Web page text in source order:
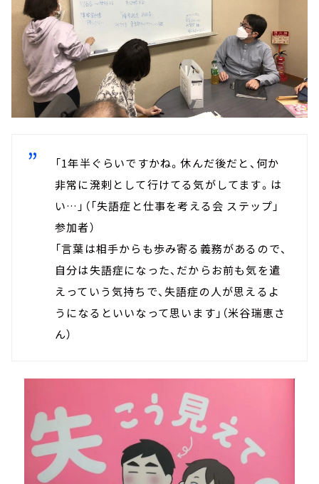
「1年半ぐらいですかね。休んだ後だと、何か
非常に溌剌として行けてる気がしてます。は
い…」（「失語症と仕事を考える会 ステップ」
参加者）
「言葉は相手からも歩み寄る義務があるので、
自分は失語症になった、だからお前も気を遣
えっていう気持ちで、失語症の人が思えるよ
うになるといいなって思います」（米谷瑞恵さ
ん）